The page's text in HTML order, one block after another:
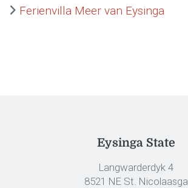
Ferienvilla Meer van Eysinga
Eysinga State
Langwarderdyk 4
8521 NE St. Nicolaasga